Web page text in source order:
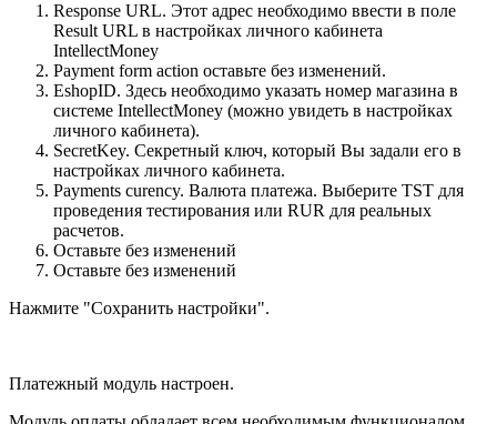
Response URL. Этот адрес необходимо ввести в поле
Result URL в настройках личного кабинета
IntellectMoney
Payment form action оставьте без изменений.
EshopID. Здесь необходимо указать номер магазина в
системе IntellectMoney (можно увидеть в настройках
личного кабинета).
SecretKey. Секретный ключ, который Вы задали его в
настройках личного кабинета.
Payments curency. Валюта платежа. Выберите TST для
проведения тестирования или RUR для реальных
расчетов.
Оставьте без изменений
Оставьте без изменений
Нажмите "Сохранить настройки".
Платежный модуль настроен.